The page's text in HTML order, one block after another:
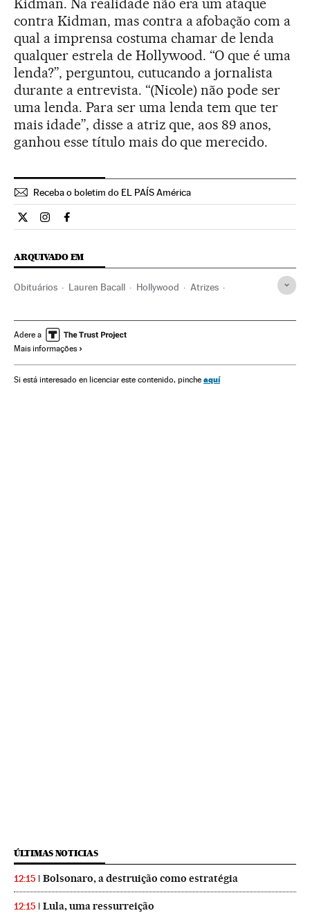
contra Kidman, mas contra a afobação com a
qual a imprensa costuma chamar de lenda
qualquer estrela de Hollywood. “O que é uma
lenda?”, perguntou, cutucando a jornalista
durante a entrevista. “(Nicole) não pode ser
uma lenda. Para ser uma lenda tem que ter
mais idade”, disse a atriz que, aos 89 anos,
ganhou esse título mais do que merecido.
Receba o boletim do EL PAÍS América
Cultura El País Brasil en Twitter
Cultura El País Brasil en Instagram
Cultura El País Brasil en Facebook
ARQUIVADO EM
Obituários Lauren Bacall Hollywood Atrizes
Indústria Cinematográfica
Cinema Acontecimentos
Adere a
Mais informações
Si está interesado en licenciar este contenido, pinche aquí
ÚLTIMAS NOTICIAS
12:15 Bolsonaro, a destruição como estratégia
12:15 Lula, uma ressurreição